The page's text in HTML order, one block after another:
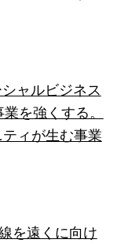
ャルビジネス
を強くする。
ィが生む事業
を遠くに向け